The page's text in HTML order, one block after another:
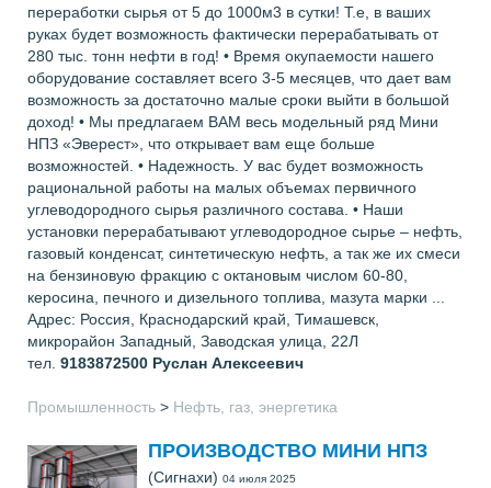
переработки сырья от 5 до 1000м3 в сутки! Т.е, в ваших
руках будет возможность фактически перерабатывать от
280 тыс. тонн нефти в год! • Время окупаемости нашего
оборудование составляет всего 3-5 месяцев, что дает вам
возможность за достаточно малые сроки выйти в большой
доход! • Мы предлагаем ВАМ весь модельный ряд Мини
НПЗ «Эверест», что открывает вам еще больше
возможностей. • Надежность. У вас будет возможность
рациональной работы на малых объемах первичного
углеводородного сырья различного состава. • Наши
установки перерабатывают углеводородное сырье – нефть,
газовый конденсат, синтетическую нефть, а так же их смеси
на бензиновую фракцию с октановым числом 60-80,
керосина, печного и дизельного топлива, мазута марки ...
Адрес: Россия, Краснодарский край, Тимашевск,
микрорайон Западный, Заводская улица, 22Л
тел. 9183872500 Руслан Алексеевич
Промышленность > Нефть, газ, энергетика
ПРОИЗВОДСТВО МИНИ НПЗ
(Сигнахи) 04 июля 2025